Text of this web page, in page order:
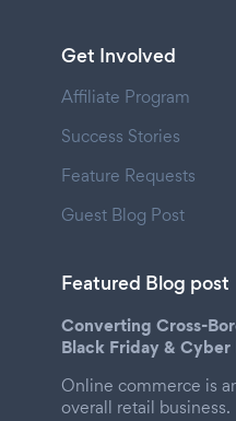
Get Involved
Affiliate Program
Success Stories
Feature Requests
Guest Blog Post
Featured Blog post
Converting Cross-
Black Friday &
Online commerce is
overall retail business.